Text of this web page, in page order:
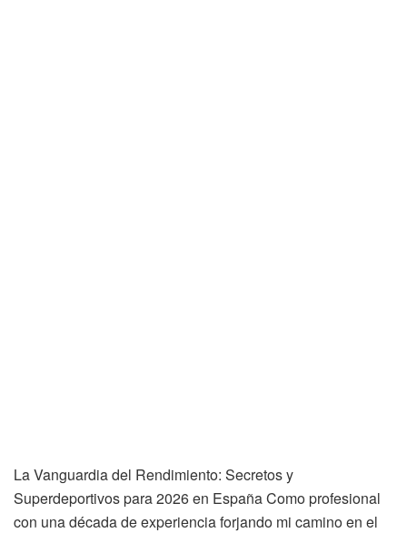
La Vanguardia del Rendimiento: Secretos y
Superdeportivos para 2026 en España Como profesional
con una década de experiencia forjando mi camino en el